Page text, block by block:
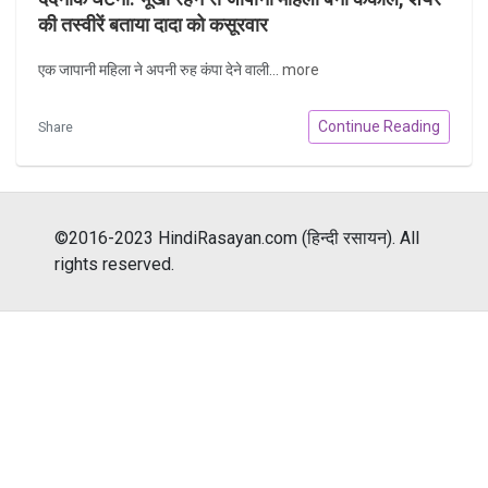
की तस्वीरें बताया दादा को कसूरवार
एक जापानी महिला ने अपनी रुह कंपा देने वाली... more
Share Continue Reading
©2016-2023 HindiRasayan.com (हिन्दी रसायन). All
rights reserved.